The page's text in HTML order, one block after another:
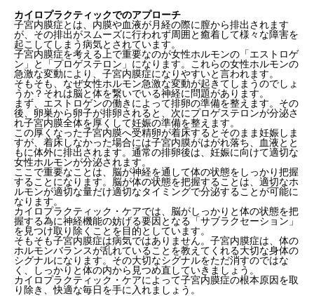
カイロプラクティックでのアプローチ
子宮内膜症とは、内膜や血液が月経の際に膣から排出されます
が、その排出がスムーズに行われず周囲と癒着して様々な障害を
起こしてしまう病気とされています。
子宮内膜症を考える上で重要なのが女性ホルモンの「エストロゲ
ン」と「プロゲステロン」になります。これらの女性ホルモンの
急激な変動により、子宮内膜症になりやすいと言われます。
そもそも、なぜ女性ホルモン急激な変動が起きてしまうのでしょ
うか？それは脳と体を繋いでいる神経に問題があります。
まず、エストロゲンの働きによって排卵の準備を整えます。その
後、卵巣から卵子が排卵されると、次にプロゲステロンが分泌さ
れ子宮内膜全体を厚くして妊娠の準備を整えます。
この厚くなった子宮内膜へ受精卵が着床するとそのまま妊娠しま
すが、着床しなかった場合には子宮内膜がはがれ落ち、血液とと
もに体外に排出されます。通常の排卵後は、妊娠に向けて適切な
女性ホルモンが分泌されます。
ここで重要なことは、脳が神経を通して体の状態をしっかり把握
することになります。脳が体の状態を把握することは、適切なホ
ルモンが適切な量だけ適切なタイミングで分泌することが可能に
なります。
カイロプラクティック・ケアでは、脳がしっかりと体の状態を把
握する為に神経機能の妨げる要因となる「サブラクセーション」
を見つけ取り除くことを目的としています。
そもそも子宮内膜症は病気ではありません。子宮内膜症は、体の
ホルモンバランスが乱れていることを教えてくれる大切な身体の
シグナルになります。その大切なシグナルをただ消すのではな
く、しっかりと体の内から見つめ直していきましょう。
カイロプラクティック・ケアによって子宮内膜症の根本原因を取
り除き、快適な毎日を手に入れましょう。